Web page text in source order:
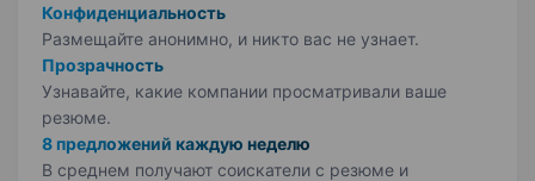
Конфиденциальность
Размещайте анонимно, и никто вас не узнает.
Прозрачность
Узнавайте, какие компании просматривали ваше
резюме.
8 предложений каждую неделю
В среднем получают соискатели с резюме и